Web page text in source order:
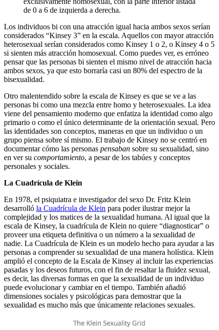
Los individuos bi con una atracción igual hacia ambos sexos serían
considerados “Kinsey 3” en la escala. Aquellos con mayor atracción
heterosexual serían considerados como Kinsey 1 o 2, o Kinsey 4 o 5
si sienten más atracción homosexual. Como puedes ver, es erróneo
pensar que las personas bi sienten el mismo nivel de atracción hacia
ambos sexos, ya que esto borraría casi un 80% del espectro de la
bisexualidad.
Otro malentendido sobre la escala de Kinsey es que se ve a las
personas bi como una mezcla entre homo y heterosexuales. La idea
viene del pensamiento moderno que enfatiza la identidad como algo
primario o como el único determinante de la orientación sexual. Pero
las identidades son conceptos, maneras en que un individuo o un
grupo piensa sobre sí mismo. El trabajo de Kinsey no se centró en
documentar cómo las personas pensaban sobre su sexualidad, sino
en ver su comportamiento, a pesar de los tabúes y conceptos
personales y sociales.
La Cuadrícula de Klein
En 1978, el psiquiatra e investigador del sexo Dr. Fritz Klein
desarrolló la Cuadrícula de Klein para poder ilustrar mejor la
complejidad y los matices de la sexualidad humana. Al igual que la
escala de Kinsey, la cuadrícula de Klein no quiere “diagnosticar” o
proveer una etiqueta definitiva o un número a la sexualidad de
nadie. La Cuadrícula de Klein es un modelo hecho para ayudar a las
personas a comprender su sexualidad de una manera holística. Klein
amplió el concepto de la Escala de Kinsey al incluir las experiencias
pasadas y los deseos futuros, con el fin de resaltar la fluidez sexual,
es decir, las diversas formas en que la sexualidad de un individuo
puede evolucionar y cambiar en el tiempo. También añadió
dimensiones sociales y psicológicas para demostrar que la
sexualidad es mucho más que únicamente relaciones sexuales.